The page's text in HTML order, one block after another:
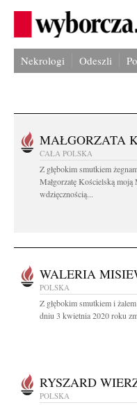
Nekrologi Odeszli
MAŁGORZATA
CAŁA POLSKA
Z głębokim smutkiem
Małgorzatę Kościelską moją
wdzięcznością...
WALERIA
POLSKA
Z głębokim smutkiem i
dniu 3 kwietnia 2020 roku
RYSZARD
POLSKA